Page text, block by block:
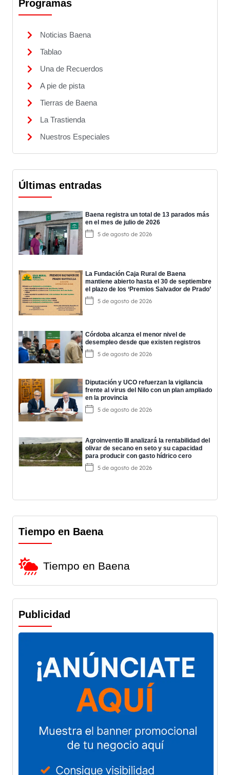
Programas
Noticias Baena
Tablao
Una de Recuerdos
A pie de pista
Tierras de Baena
La Trastienda
Nuestros Especiales
Últimas entradas
Baena registra un total de 13 parados más
en el mes de julio de 2026
5 de agosto de 2026
La Fundación Caja Rural de Baena
mantiene abierto hasta el 30 de septiembre
el plazo de los ‘Premios Salvador de Prado’
5 de agosto de 2026
Córdoba alcanza el menor nivel de
desempleo desde que existen registros
5 de agosto de 2026
Diputación y UCO refuerzan la vigilancia
frente al virus del Nilo con un plan ampliado
en la provincia
5 de agosto de 2026
Agroinventio III analizará la rentabilidad del
olivar de secano en seto y su capacidad
para producir con gasto hídrico cero
5 de agosto de 2026
Tiempo en Baena
Tiempo en Baena
Publicidad